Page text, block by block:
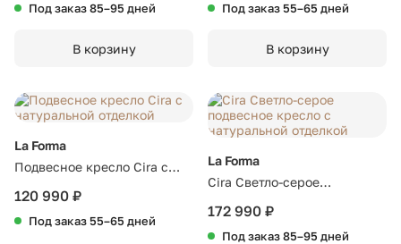
Под заказ 85–95 дней
В корзину
Под заказ 55–65 дней
В корзину
La Forma
Подвесное кресло Cira с
натуральной отделкой
120 990 ₽
Под заказ 55–65 дней
La Forma
Cira Светло-серое
подвесное кресло с
172 990 ₽
Под заказ 85–95 дней